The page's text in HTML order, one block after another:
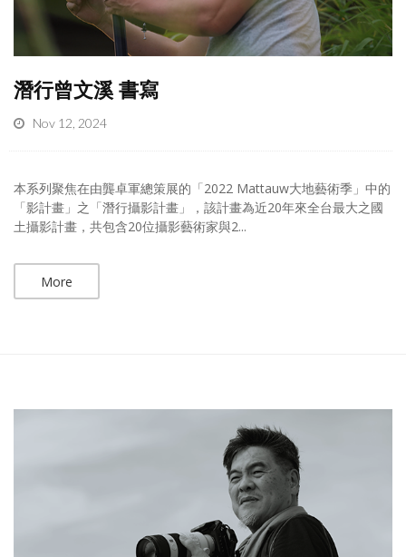
潛行曾文溪 書寫
Nov 12, 2024
本系列聚焦在由龔卓軍總策展的「2022 Mattauw大地藝術季」中的
「影計畫」之「潛行攝影計畫」，該計畫為近20年來全台最大之國
土攝影計畫，共包含20位攝影藝術家與2...
More